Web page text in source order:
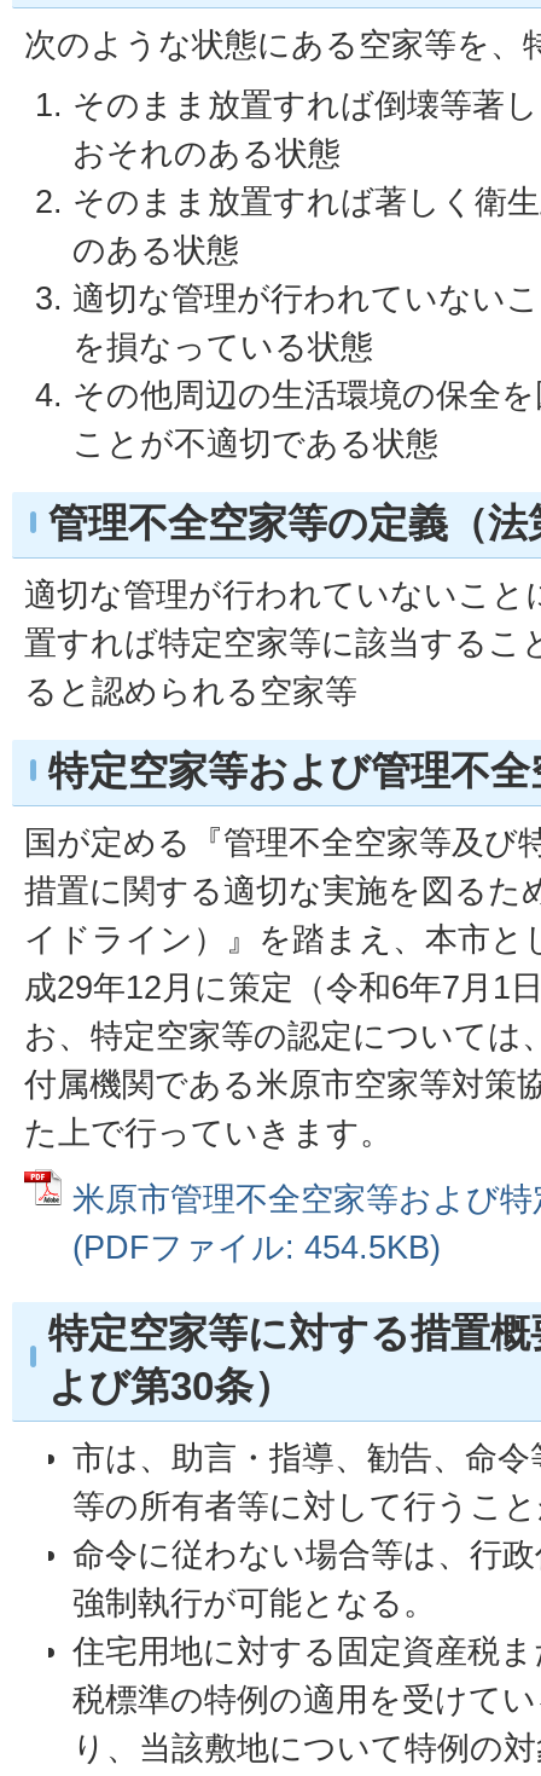
次のような状態にある空家等を、
そのまま放置すれば倒壊等著
おそれのある状態
そのまま放置すれば著しく衛
のある状態
適切な管理が行われていない
を損なっている状態
その他周辺の生活環境の保全
ことが不適切である状態
管理不全空家等の定義（法
適切な管理が行われていないこと
置すれば特定空家等に該当するこ
ると認められる空家等
特定空家等および管理不
国が定める『管理不全空家等及び
措置に関する適切な実施を図るた
イドライン）』を踏まえ、本市と
成29年12月に策定（令和6年7月1
お、特定空家等の認定については
付属機関である米原市空家等対策
た上で行っていきます。
米原市管理不全空家等および
(PDFファイル: 454.5KB)
特定空家等に対する措置
よび第30条）
市は、助言・指導、勧告、命
等の所有者等に対して行うこ
命令に従わない場合等は、行
強制執行が可能となる。
住宅用地に対する固定資産税
税標準の特例の適用を受けて
り、当該敷地について特例の